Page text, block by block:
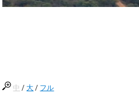
中 /大 / フル